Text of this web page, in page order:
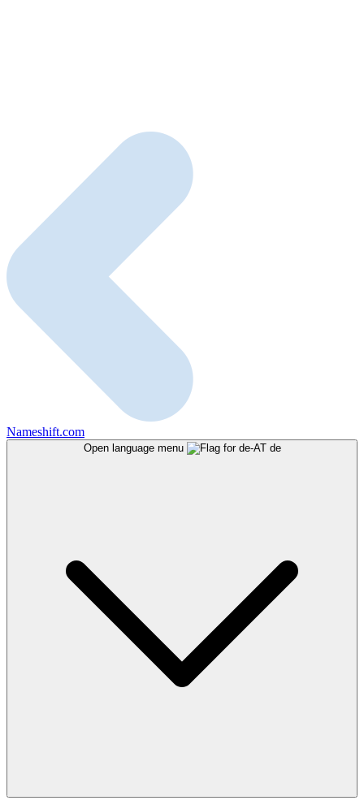
Nameshift.com
Open language menu de